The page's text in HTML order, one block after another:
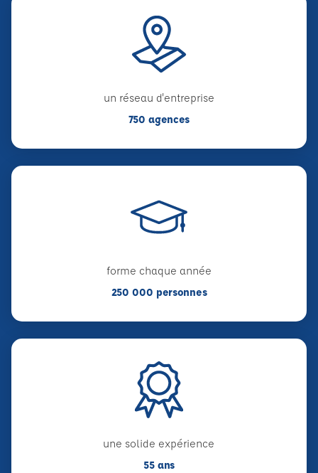
un réseau d'entreprise
750 agences
forme chaque année
250 000 personnes
une solide expérience
55 ans